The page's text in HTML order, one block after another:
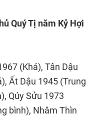
Quý Tị năm Kỷ Hợi
(Khá), Tân Dậu
Ất Dậu 1945 (Trung
Qúy Sửu 1973
bình), Nhâm Thìn